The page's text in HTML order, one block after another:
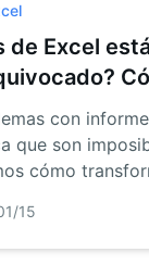
de Excel
el análisis
con
que son
cómo
Query, y
para Excel
15